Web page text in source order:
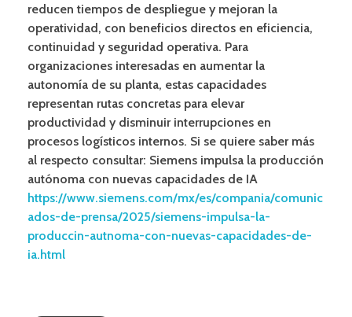
reducen tiempos de despliegue y mejoran la
operatividad, con beneficios directos en eficiencia,
continuidad y seguridad operativa. Para
organizaciones interesadas en aumentar la
autonomía de su planta, estas capacidades
representan rutas concretas para elevar
productividad y disminuir interrupciones en
procesos logísticos internos. Si se quiere saber más
al respecto consultar: Siemens impulsa la producción
autónoma con nuevas capacidades de IA
https://www.siemens.com/mx/es/compania/comunic
ados-de-prensa/2025/siemens-impulsa-la-
produccin-autnoma-con-nuevas-capacidades-de-
ia.html